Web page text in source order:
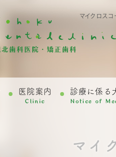
マイクロス
医院案内
Clinic
診療に係る
Notice of
マイ